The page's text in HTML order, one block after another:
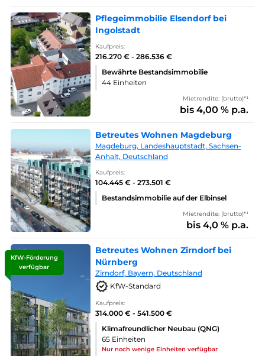
Pflegeimmobilie Elsendorf bei
Ingolstadt
Kaufpreis:
216.270 € - 286.536 €
Bewährte Bestandsimmobilie
44 Einheiten
Mietrendite: (brutto)*¹
bis 4,00 % p.a.
Betreutes Wohnen Magdeburg
Magdeburg, Landeshauptstadt, Sachsen-
Anhalt, Deutschland
Kaufpreis:
104.445 € - 273.501 €
Bestandsimmobilie auf der Elbinsel
Mietrendite: (brutto)*¹
bis 4,0 % p.a.
KfW-Förderung
verfügbar
Betreutes Wohnen Zirndorf bei
Nürnberg
Zirndorf, Bayern, Deutschland
KfW-Standard
Kaufpreis:
314.000 € - 541.500 €
Klimafreundlicher Neubau (QNG)
65 Einheiten
Nur noch wenige Einheiten verfügbar